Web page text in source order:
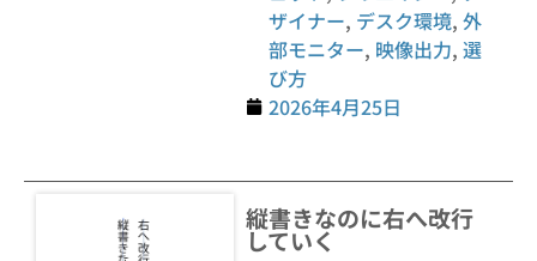
ザイナー, デスク環境,外
部モニター, 映像出力,選
び方
2026年4月25日
縦書きなのに右へ改行
していく